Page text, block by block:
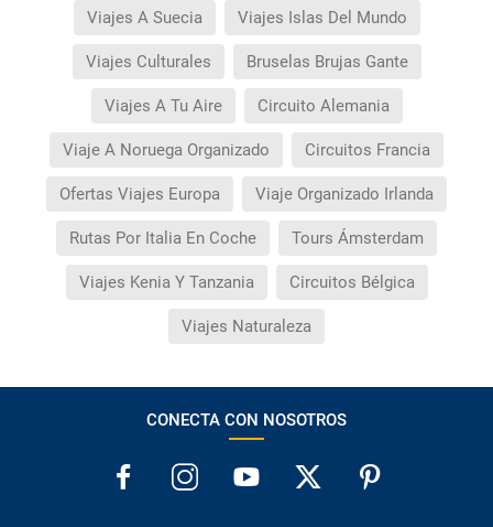
Viajes A Suecia Viajes Islas Del Mundo
Viajes Culturales Bruselas Brujas Gante
Viajes A Tu Aire Circuito Alemania
Viaje A Noruega Organizado Circuitos Francia
Ofertas Viajes Europa Viaje Organizado Irlanda
Rutas Por Italia En Coche Tours Ámsterdam
Viajes Kenia Y Tanzania Circuitos Bélgica
Viajes Naturaleza
CONECTA CON NOSOTROS